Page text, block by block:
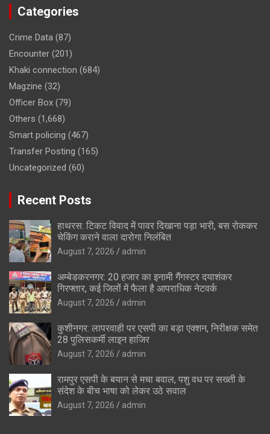
Categories
Crime Data (87)
Encounter (201)
Khaki connection (684)
Magzine (32)
Officer Box (79)
Others (1,668)
Smart policing (467)
Transfer Posting (165)
Uncategorized (60)
Recent Posts
हाथरस: टिकट विवाद में पावर दिखाना पड़ा भारी, बस रोककर
चेकिंग कराने वाला दारोगा निलंबित
August 7, 2026 admin
अम्बेडकरनगर: 20 हजार का इनामी गैंगस्टर दयाशंकर
गिरफ्तार, कई जिलों में फैला है आपराधिक नेटवर्क
August 7, 2026 admin
कुशीनगर: लापरवाही पर एसपी का बड़ा एक्शन, निरीक्षक समेत
28 पुलिसकर्मी लाइन हाजिर
August 7, 2026 admin
रामपुर एसपी के बयान से मचा बवाल, पशु वध पर सख्ती के
संदेश के बीच भाषा को लेकर उठे सवाल
August 7, 2026 admin